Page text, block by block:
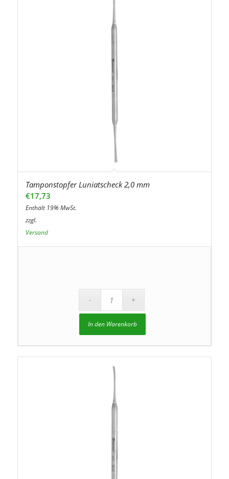
Tamponstopfer Luniatscheck 2,0 mm
€17,73
Enthält 19% MwSt.
zzgl.
Versand
In den Warenkorb